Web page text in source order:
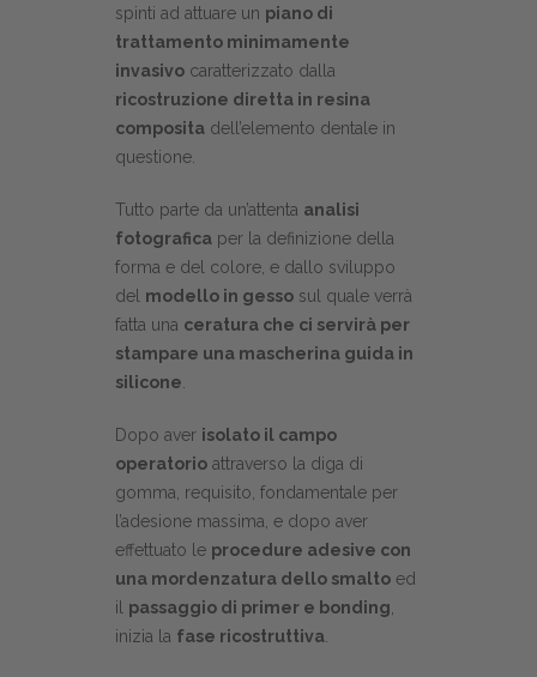
spinti ad attuare un piano di
trattamento minimamente
invasivocaratterizzato dalla
ricostruzione diretta in resina
compositadell’elemento dentale in
questione.
Tutto parte da un’attenta analisi
fotograficaper la definizione della
forma e del colore, e dallo sviluppo
del modello in gessosul quale verrà
fatta una ceratura che ci servirà per
stampare una mascherina guida in
silicone
Dopo aver isolato il campo
operatorioattraverso la diga di
gomma, requisito, fondamentale per
l’adesione massima, e dopo aver
effettuato le procedure adesive con
una mordenzatura dello smaltoed
il passaggio di primer e bonding
inizia la fase ricostruttiva.